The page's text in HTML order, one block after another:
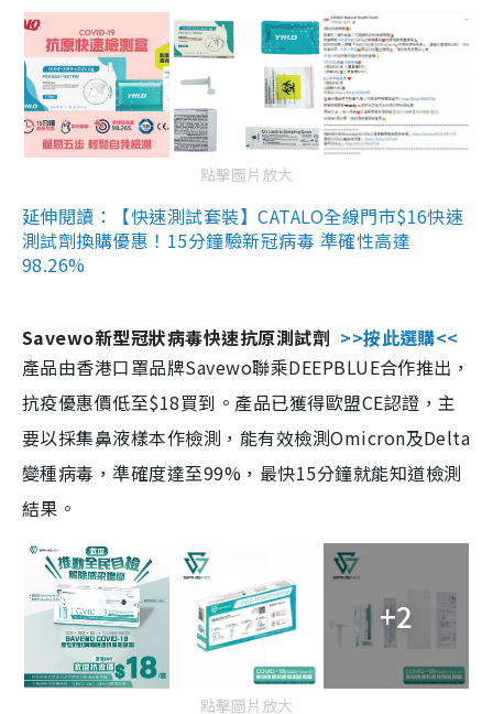
點擊圖片放大
延伸閱讀：【快速測試套裝】CATALO全線門市$16快速
測試劑換購優惠！15分鐘驗新冠病毒 準確性高達
98.26%
Savewo新型冠狀病毒快速抗原測試劑 >>按此選購<<
產品由香港口罩品牌Savewo聯乘DEEPBLUE合作推出，
抗疫優惠價低至$18買到。產品已獲得歐盟CE認證，主
要以採集鼻液樣本作檢測，能有效檢測Omicron及Delta
變種病毒，準確度達至99%，最快15分鐘就能知道檢測
結果。
+2
點擊圖片放大